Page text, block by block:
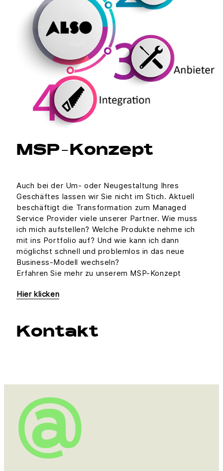
MSP-Konzept
Auch bei der Um- oder Neugestaltung Ihres
Geschäftes lassen wir Sie nicht im Stich. Aktuell
beschäftigt die Transformation zum Managed
Service Provider viele unserer Partner. Wie muss
ich mich aufstellen? Welche Produkte nehme ich
mit ins Portfolio auf? Und wie kann ich dann
möglichst schnell und problemlos in das neue
Business-Modell wechseln?
Erfahren Sie mehr zu unserem MSP-Konzept
Hier klicken
Kontakt